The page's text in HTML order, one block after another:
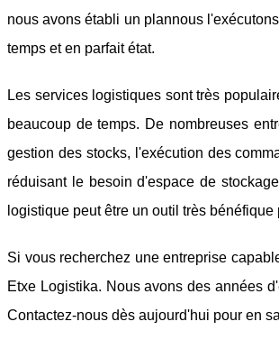
nous avons établi un plannous
temps et en parfait état.
Les services logistiques sont très
beaucoup de temps. De nombreuses
gestion des stocks, l'exécution des
réduisant le besoin d'espace de
logistique peut être un outil très
Si vous recherchez une entreprise
Etxe Logistika. Nous avons des années
Contactez-nous dès aujourd'hui pour en